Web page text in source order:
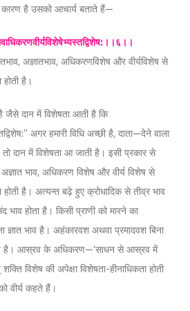
कारण है उसको आचार्य बताते हैं—
अज्ञातभाव, अधिकरणविशेष और वीर्यविशेष से
है।
दान में विशेषता आती है कि
अगर हमारी विधि अच्छी है, दाता—देने वाला
तो दान में विशेषता आ जाती है। इसी प्रकार से
अज्ञात भाव, अधिकरण विशेष और वीर्य विशेष से
है। अत्यन्त बढ़े हुए क्रोधादिक से तीव्र भाव
भाव होता है। किसी प्राणी को मारने का
ज्ञात भाव है। अहंकारवश अथवा प्रमादवश बिना
है। आस्रव के अधिकरण—‘साधन से आस्रव में
विशेष की अपेक्षा विशेषता-हीनाधिकता होती
वीर्य कहते हैं।